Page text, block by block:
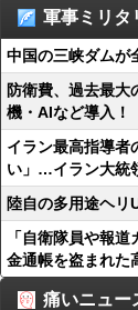
軍事ミリタ
中国の三峡ダムが
防衛費、過去最
機・AIなど導入！
イラン最高指導者
い」…イラン大統
陸自の多用途ヘリ
「自衛隊員や報
金通帳を盗まれた
痛いニュー